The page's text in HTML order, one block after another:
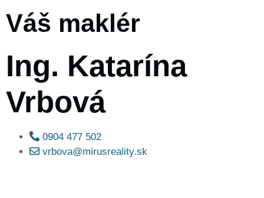
Váš maklér
Ing. Katarína
Vrbová
0904 477 502
vrbova@mirusreality.sk